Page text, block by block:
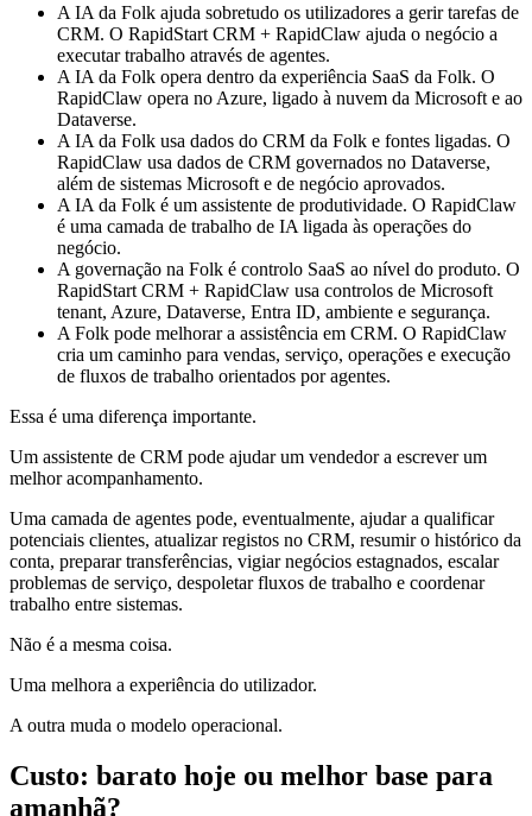
A IA da Folk ajuda sobretudo os utilizadores a gerir tarefas de
CRM. O RapidStart CRM + RapidClaw ajuda o negócio a
executar trabalho através de agentes.
A IA da Folk opera dentro da experiência SaaS da Folk. O
RapidClaw opera no Azure, ligado à nuvem da Microsoft e ao
Dataverse.
A IA da Folk usa dados do CRM da Folk e fontes ligadas. O
RapidClaw usa dados de CRM governados no Dataverse,
além de sistemas Microsoft e de negócio aprovados.
A IA da Folk é um assistente de produtividade. O RapidClaw
é uma camada de trabalho de IA ligada às operações do
negócio.
A governação na Folk é controlo SaaS ao nível do produto. O
RapidStart CRM + RapidClaw usa controlos de Microsoft
tenant, Azure, Dataverse, Entra ID, ambiente e segurança.
A Folk pode melhorar a assistência em CRM. O RapidClaw
cria um caminho para vendas, serviço, operações e execução
de fluxos de trabalho orientados por agentes.
Essa é uma diferença importante.
Um assistente de CRM pode ajudar um vendedor a escrever um
melhor acompanhamento.
Uma camada de agentes pode, eventualmente, ajudar a qualificar
potenciais clientes, atualizar registos no CRM, resumir o histórico da
conta, preparar transferências, vigiar negócios estagnados, escalar
problemas de serviço, despoletar fluxos de trabalho e coordenar
trabalho entre sistemas.
Não é a mesma coisa.
Uma melhora a experiência do utilizador.
A outra muda o modelo operacional.
Custo: barato hoje ou melhor base para
amanhã?